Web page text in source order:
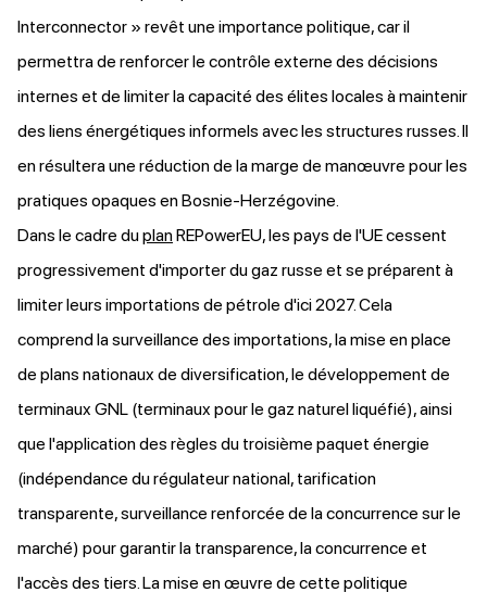
Interconnector » revêt une importance politique, car il
permettra de renforcer le contrôle externe des décisions
internes et de limiter la capacité des élites locales à maintenir
des liens énergétiques informels avec les structures russes. Il
en résultera une réduction de la marge de manœuvre pour les
pratiques opaques en Bosnie-Herzégovine.
Dans le cadre duplanREPowerEU, les pays de l'UE cessent
progressivement d'importer du gaz russe et se préparent à
limiter leurs importations de pétrole d'ici 2027. Cela
comprend la surveillance des importations, la mise en place
de plans nationaux de diversification, le développement de
terminaux GNL (terminaux pour le gaz naturel liquéfié), ainsi
que l'application des règles du troisième paquet énergie
(indépendance du régulateur national, tarification
transparente, surveillance renforcée de la concurrence sur le
marché) pour garantir la transparence, la concurrence et
l'accès des tiers. La mise en œuvre de cette politique